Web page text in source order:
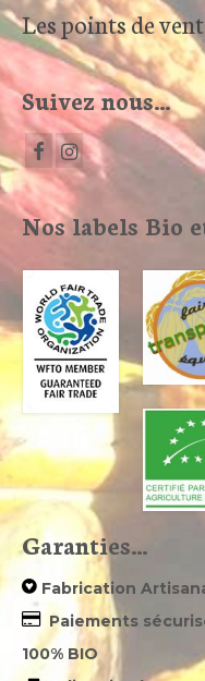
Les points de
Suivez nous…
Nos labels Bio
Garanties…
Fabrication
Paiements
100% BIO